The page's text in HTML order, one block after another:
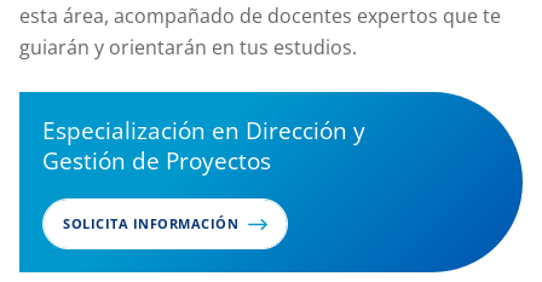
esta área, acompañado de docentes expertos que te
guiarán y orientarán en tus estudios.
Especialización en Dirección y
Gestión de Proyectos
SOLICITA INFORMACIÓN